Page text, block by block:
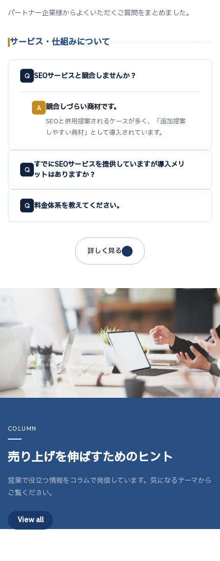
パートナー企業様からよくいただくご質問をまとめました。
サービス・仕組みについて
Q SEOサービスと競合しませんか？
A 競合しづらい商材です。
SEOと併用提案されるケースが多く、「追加提案
しやすい商材」として導入されています。
Q
すでにSEOサービスを提供していますが導入メリ
ットはありますか？
Q 料金体系を教えてください。
詳しく見る
COLUMN
売り上げを伸ばすためのヒント
営業で役立つ情報をコラムで発信しています。気になるテーマから
ご覧ください。
View all